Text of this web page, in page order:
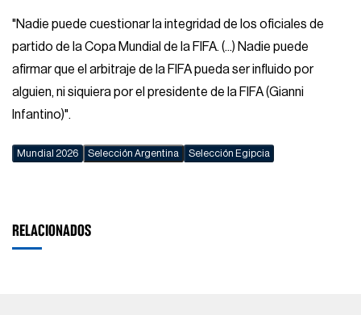
"Nadie puede cuestionar la integridad de los oficiales de
partido de la Copa Mundial de la FIFA. (...) Nadie puede
afirmar que el arbitraje de la FIFA pueda ser influido por
alguien, ni siquiera por el presidente de la FIFA (Gianni
Infantino)".
Mundial 2026 Selección Argentina Selección Egipcia
RELACIONADOS